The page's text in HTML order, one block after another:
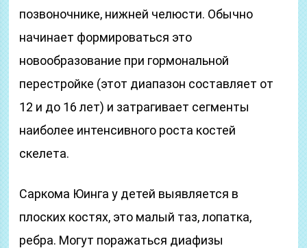
позвоночнике, нижней челюсти. Обычно
начинает формироваться это
новообразование при гормональной
перестройке (этот диапазон составляет от
12 и до 16 лет) и затрагивает сегменты
наиболее интенсивного роста костей
скелета.
Саркома Юинга у детей выявляется в
плоских костях, это малый таз, лопатка,
ребра. Могут поражаться диафизы